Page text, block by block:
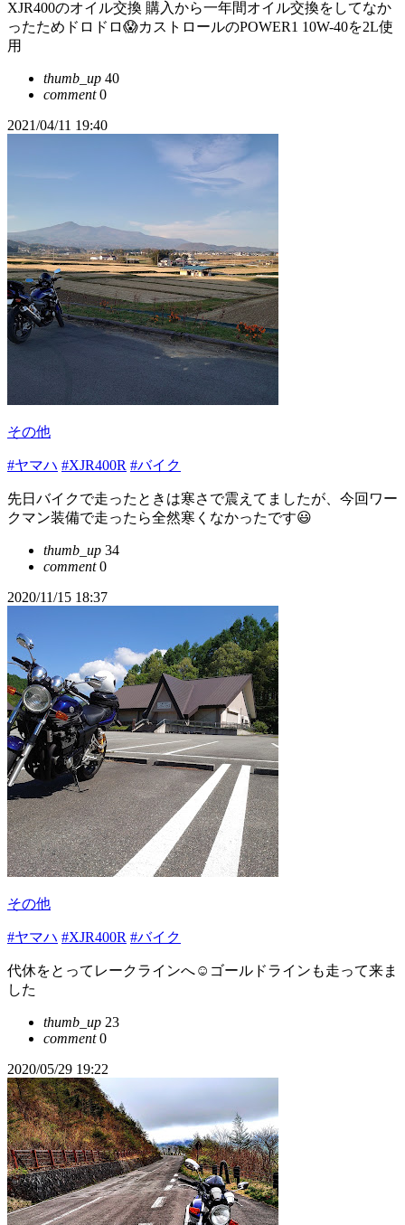
XJR400のオイル交換 購入から一年間オイル交換をしてなか
ったためドロドロ😱カストロールのPOWER1 10W-40を2L使
用
thumb_up 40
comment0
2021/04/11 19:40
その他
#ヤマハ #XJR400R #バイク
先日バイクで走ったときは寒さで震えてましたが、今回ワー
クマン装備で走ったら全然寒くなかったです😃
thumb_up 34
comment0
2020/11/15 18:37
その他
#ヤマハ #XJR400R #バイク
代休をとってレークラインへ☺️ゴールドラインも走って来ま
した
thumb_up 23
comment0
2020/05/29 19:22